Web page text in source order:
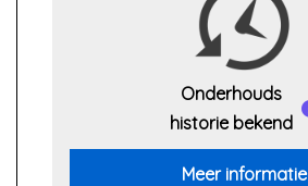
Onderhouds
historie bekend
Meer informatie